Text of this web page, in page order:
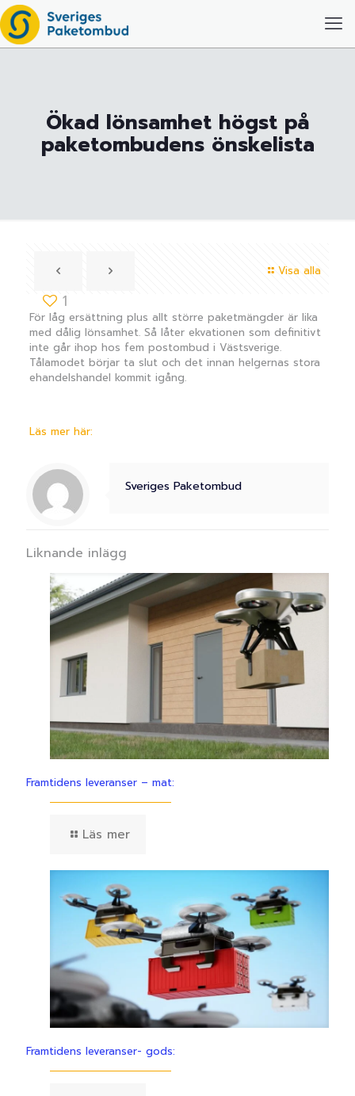
Ökad lönsamhet högst på
paketombudens önskelista
Visa alla
1
För låg ersättning plus allt större paketmängder är lika
med dålig lönsamhet. Så låter ekvationen som definitivt
inte går ihop hos fem postombud i Västsverige.
Tålamodet börjar ta slut och det innan helgernas stora
ehandelshandel kommit igång.
Läs mer här:
Sveriges Paketombud
Liknande inlägg
Framtidens leveranser – mat:
Läs mer
Framtidens leveranser- gods: